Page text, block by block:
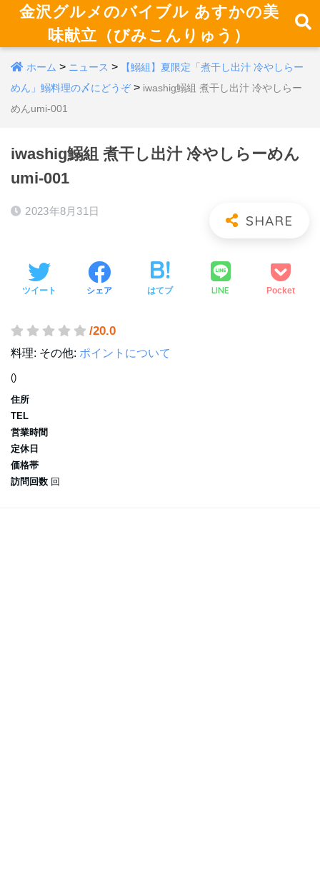
金沢グルメのバイブル あすかの美
味献立（びみこんりゅう）
ホーム > ニュース >
【鰯組】夏限定「煮干し出汁 冷やしらー
めん」鰯料理の〆にどうぞ > iwashig鰯組 煮干し出汁 冷やしらー
めんumi-001
iwashig鰯組 煮干し出汁 冷やしらーめん
umi-001
2023年8月31日
ツイート シェア はてブ LINE Pocket
/20.0
料理: その他: ポイントについて
()
住所
TEL
営業時間
定休日
価格帯
訪問回数 回